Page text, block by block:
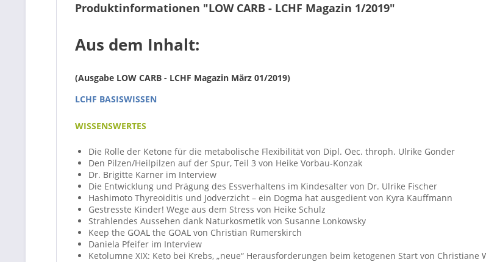
Produktinformationen "LOW CARB - LCHF Magazin 1/2019"
Aus dem Inhalt:
(Ausgabe LOW CARB - LCHF Magazin März 01/2019)
LCHF BASISWISSEN
WISSENSWERTES
Die Rolle der Ketone für die metabolische Flexibilität von Dipl. Oec. throph. Ulrike Gonder
Den Pilzen/Heilpilzen auf der Spur, Teil 3 von Heike Vorbau-Konzak
Dr. Brigitte Karner im Interview
Die Entwicklung und Prägung des Essverhaltens im Kindesalter von Dr. Ulrike Fischer
Hashimoto Thyreoiditis und Jodverzicht – ein Dogma hat ausgedient von Kyra Kauffmann
Gestresste Kinder! Wege aus dem Stress von Heike Schulz
Strahlendes Aussehen dank Naturkosmetik von Susanne Lonkowsky
Keep the GOAL the GOAL von Christian Rumerskirch
Daniela Pfeifer im Interview
Ketolumne XIX: Keto bei Krebs, „neue“ Herausforderungen beim ketogenen Start von Christiane